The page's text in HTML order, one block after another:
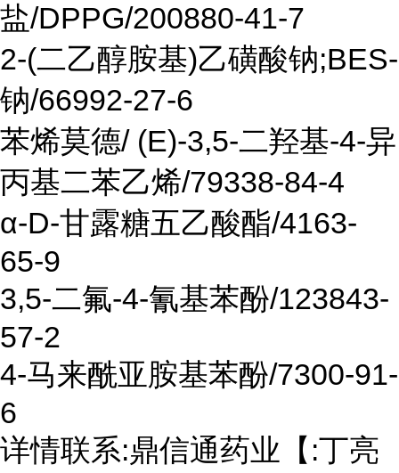
盐/DPPG/200880-41-7
2-(二乙醇胺基)乙磺酸钠;BES-
钠/66992-27-6
苯烯莫德/ (E)-3,5-二羟基-4-异
丙基二苯乙烯/79338-84-4
α-D-甘露糖五乙酸酯/4163-
65-9
3,5-二氟-4-氰基苯酚/123843-
57-2
4-马来酰亚胺基苯酚/7300-91-
6
详情联系:鼎信通药业【:丁亮